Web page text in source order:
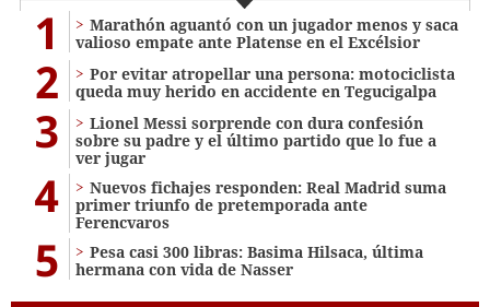
1
Marathón aguantó con un jugador menos y saca
valioso empate ante Platense en el Excélsior
2
Por evitar atropellar una persona: motociclista
queda muy herido en accidente en Tegucigalpa
3
Lionel Messi sorprende con dura confesión
sobre su padre y el último partido que lo fue a
ver jugar
4
Nuevos fichajes responden: Real Madrid suma
primer triunfo de pretemporada ante
Ferencvaros
5
Pesa casi 300 libras: Basima Hilsaca, última
hermana con vida de Nasser